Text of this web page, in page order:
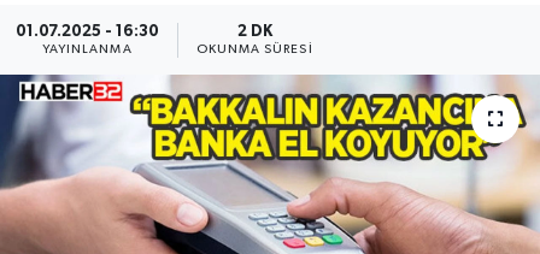
01.07.2025 - 16:30
YAYINLANMA
2 DK
OKUNMA SÜRESI
İlginç
KÜLTÜR SANAT